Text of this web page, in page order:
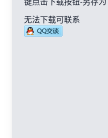
无法下载可联系